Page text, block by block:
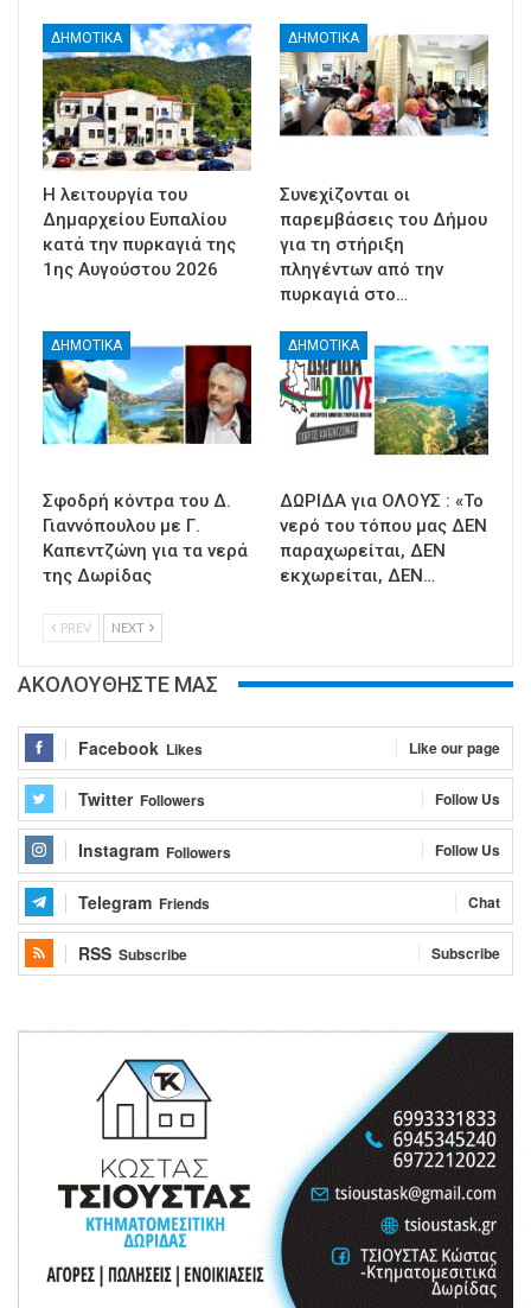
ΔΗΜΟΤΙΚΑ
Η λειτουργία του
Δημαρχείου Ευπαλίου
κατά την πυρκαγιά της
1ης Αυγούστου 2026
ΔΗΜΟΤΙΚΑ
Συνεχίζονται οι
παρεμβάσεις του Δήμου
για τη στήριξη
πληγέντων από την
πυρκαγιά στο…
ΔΗΜΟΤΙΚΑ
Σφοδρή κόντρα του Δ.
Γιαννόπουλου με Γ.
Καπεντζώνη για τα νερά
της Δωρίδας
ΔΗΜΟΤΙΚΑ
ΔΩΡΙΔΑ για ΟΛΟΥΣ : «Το
νερό του τόπου μας ΔΕΝ
παραχωρείται, ΔΕΝ
εκχωρείται, ΔΕΝ…
PREV NEXT
ΑΚΟΛΟΥΘΗΣΤΕ ΜΑΣ
Facebook Likes Like our page
Twitter Followers Follow Us
Instagram Followers Follow Us
Telegram Friends Chat
RSS Subscribe Subscribe